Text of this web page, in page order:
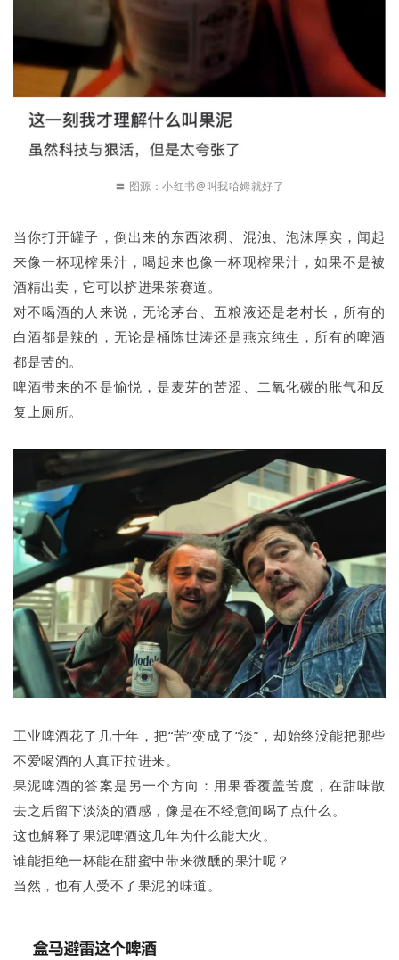
〓 图源：小红书@叫我哈姆就好了
当你打开罐子，倒出来的东西浓稠、混浊、泡沫厚实，闻起
来像一杯现榨果汁，喝起来也像一杯现榨果汁，如果不是被
酒精出卖，它可以挤进果茶赛道。
对不喝酒的人来说，无论茅台、五粮液还是老村长，所有的
白酒都是辣的，无论是桶陈世涛还是燕京纯生，所有的啤酒
都是苦的。
啤酒带来的不是愉悦，是麦芽的苦涩、二氧化碳的胀气和反
复上厕所。
工业啤酒花了几十年，把“苦”变成了“淡”，却始终没能把那些
不爱喝酒的人真正拉进来。
果泥啤酒的答案是另一个方向：用果香覆盖苦度，在甜味散
去之后留下淡淡的酒感，像是在不经意间喝了点什么。
这也解释了果泥啤酒这几年为什么能大火。
谁能拒绝一杯能在甜蜜中带来微醺的果汁呢？
当然，也有人受不了果泥的味道。